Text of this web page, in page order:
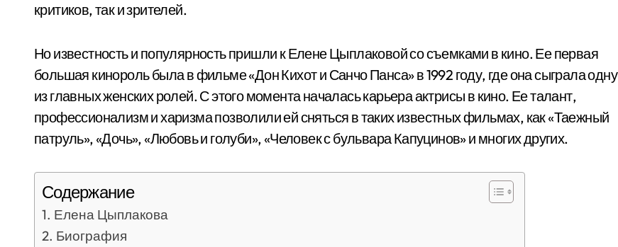
критиков, так и зрителей.
Но известность и популярность пришли к Елене Цыплаковой со съемками в кино. Ее первая
большая кинороль была в фильме «Дон Кихот и Санчо Панса» в 1992 году, где она сыграла одну
из главных женских ролей. С этого момента началась карьера актрисы в кино. Ее талант,
профессионализм и харизма позволили ей сняться в таких известных фильмах, как «Таежный
патруль», «Дочь», «Любовь и голуби», «Человек с бульвара Капуцинов» и многих других.
Содержание
Елена Цыплакова
Биография